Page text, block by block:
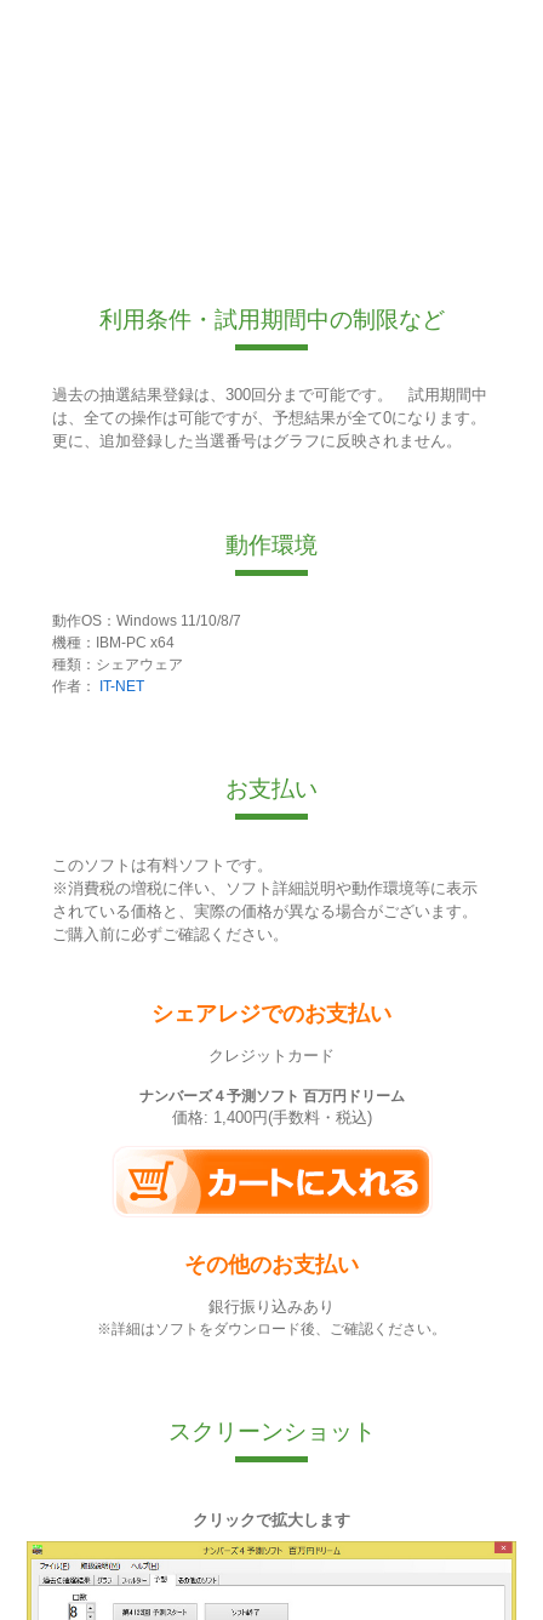
利用条件・試用期間中の制限など
過去の抽選結果登録は、300回分まで可能です。 試用期間中
は、全ての操作は可能ですが、予想結果が全て0になります。
更に、追加登録した当選番号はグラフに反映されません。
動作環境
動作OS：Windows 11/10/8/7
機種：IBM-PC x64
種類：シェアウェア
作者：
IT-NET
お支払い
このソフトは有料ソフトです。
※消費税の増税に伴い、ソフト詳細説明や動作環境等に表示
されている価格と、実際の価格が異なる場合がございます。
ご購入前に必ずご確認ください。
シェアレジでのお支払い
クレジットカード
ナンバーズ４予測ソフト 百万円ドリーム
価格: 1,400円(手数料・税込)
その他のお支払い
銀行振り込みあり
※詳細はソフトをダウンロード後、ご確認ください。
スクリーンショット
クリックで拡大します